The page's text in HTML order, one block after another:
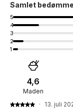
Samlet
5
4
3
2
1
Maden
4,6
· 13. juli